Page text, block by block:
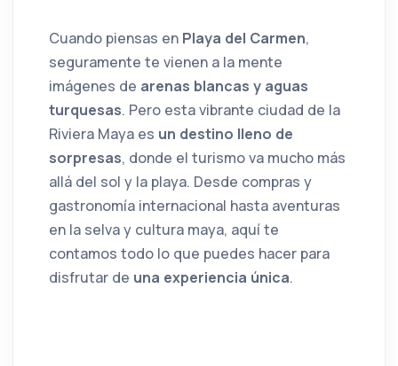
Cuando piensas en Playa del Carmen,
seguramente te vienen a la mente
imágenes de arenas blancas y aguas
turquesas. Pero esta vibrante ciudad de la
Riviera Maya es un destino lleno de
sorpresas, donde el turismo va mucho más
allá del sol y la playa. Desde compras y
gastronomía internacional hasta aventuras
en la selva y cultura maya, aquí te
contamos todo lo que puedes hacer para
disfrutar de una experiencia única.